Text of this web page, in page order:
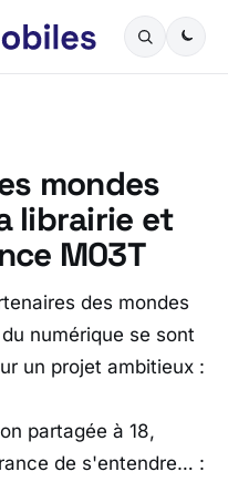
mondes
librairie et
M03T
des mondes
numérique se sont
un projet ambitieux :
partagée à 18,
de s'entendre… :